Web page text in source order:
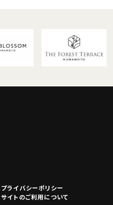
プライバシーポリシー
サイトのご利用について